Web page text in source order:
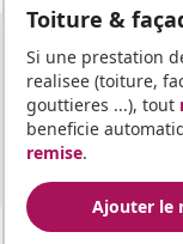
Toiture &
Si une prestation
realisee (toiture,
gouttieres ...), tout
beneficie
remise.
Ajouter le